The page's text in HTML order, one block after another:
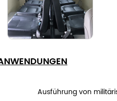
Ausführung von